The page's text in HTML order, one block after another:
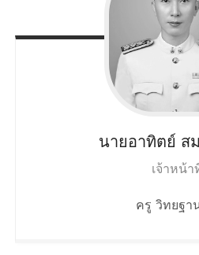
นายอาทิตย์ ส
เจ้าหน้า
ครู วิทยฐา